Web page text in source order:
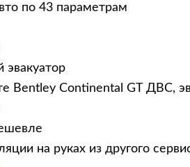
по 43 параметрам
эвакуатор
Bentley Continental GT ДВС,
на руках из другого